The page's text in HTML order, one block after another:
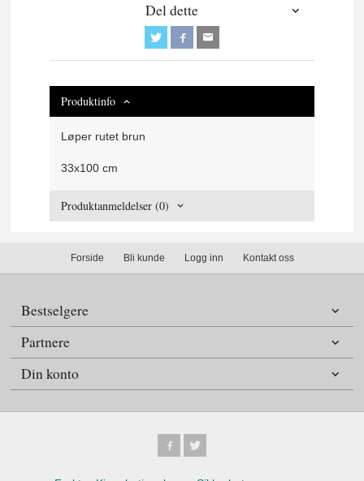
Del dette
Produktinfo
Løper rutet brun
33x100 cm
Produktanmeldelser (0)
Forside Bli kunde Logg inn Kontakt oss
Bestselgere
Partnere
Din konto